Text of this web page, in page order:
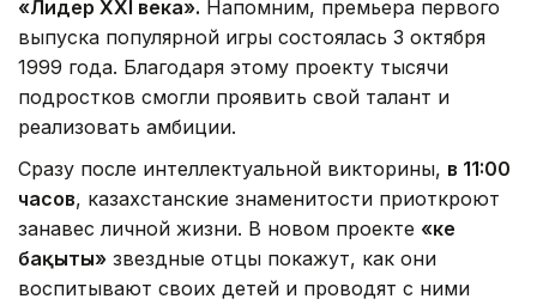
«Лидер XXI века». Напомним, премьера первого
выпуска популярной игры состоялась 3 октября
1999 года. Благодаря этому проекту тысячи
подростков смогли проявить свой талант и
реализовать амбиции.
Сразу после интеллектуальной викторины, в 11:00
часов, казахстанские знаменитости приоткроют
занавес личной жизни. В новом проекте «Әке
бақыты» звездные отцы покажут, как они
воспитывают своих детей и проводят с ними